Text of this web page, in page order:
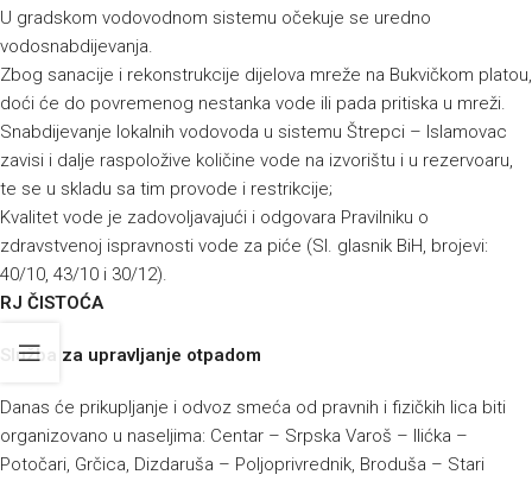
U gradskom vodovodnom sistemu očekuje se uredno
vodosnabdijevanja.
Zbog sanacije i rekonstrukcije dijelova mreže na Bukvičkom platou,
doći će do povremenog nestanka vode ili pada pritiska u mreži.
Snabdijevanje lokalnih vodovoda u sistemu Štrepci – Islamovac
zavisi i dalje raspoložive količine vode na izvorištu i u rezervoaru,
te se u skladu sa tim provode i restrikcije;
Kvalitet vode je zadovoljavajući i odgovara Pravilniku o
zdravstvenoj ispravnosti vode za piće (Sl. glasnik BiH, brojevi:
40/10, 43/10 i 30/12).
RJ ČISTOĆA
Služba za upravljanje otpadom
Danas će prikupljanje i odvoz smeća od pravnih i fizičkih lica biti
organizovano u naseljima: Centar – Srpska Varoš – Ilićka –
Potočari, Grčica, Dizdaruša – Poljoprivrednik, Broduša – Stari